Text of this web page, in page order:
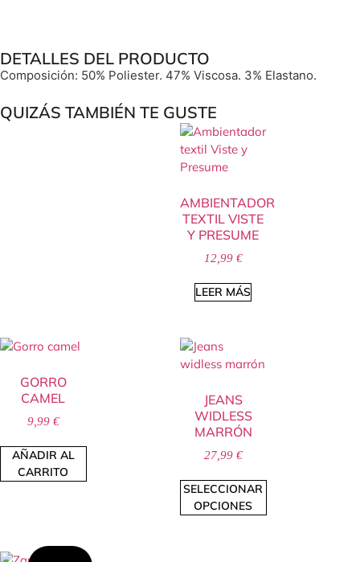
DETALLES DEL PRODUCTO
Composición: 50% Poliester. 47% Viscosa. 3% Elastano.
QUIZÁS TAMBIÉN TE GUSTE
AMBIENTADOR
TEXTIL VISTE
Y PRESUME
12,99 €
LEER MÁS
GORRO
CAMEL
9,99 €
AÑADIR AL
CARRITO
JEANS
WIDLESS
MARRÓN
27,99 €
SELECCIONAR
OPCIONES